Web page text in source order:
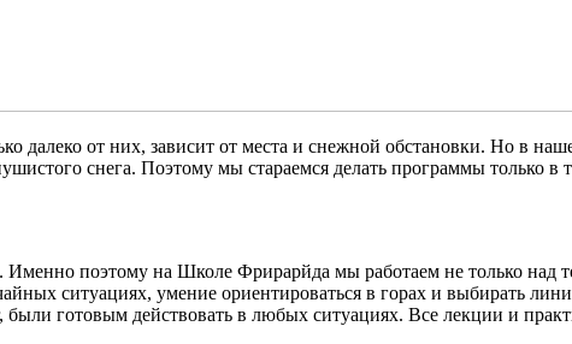
далеко от них, зависит от места и снежной обстановки. Но в
снега. Поэтому мы стараемся делать программы только в
Именно поэтому на Школе Фрирарйда мы работаем не только
ситуациях, умение ориентироваться в горах и выбирать
готовым действовать в любых ситуациях. Все лекции и